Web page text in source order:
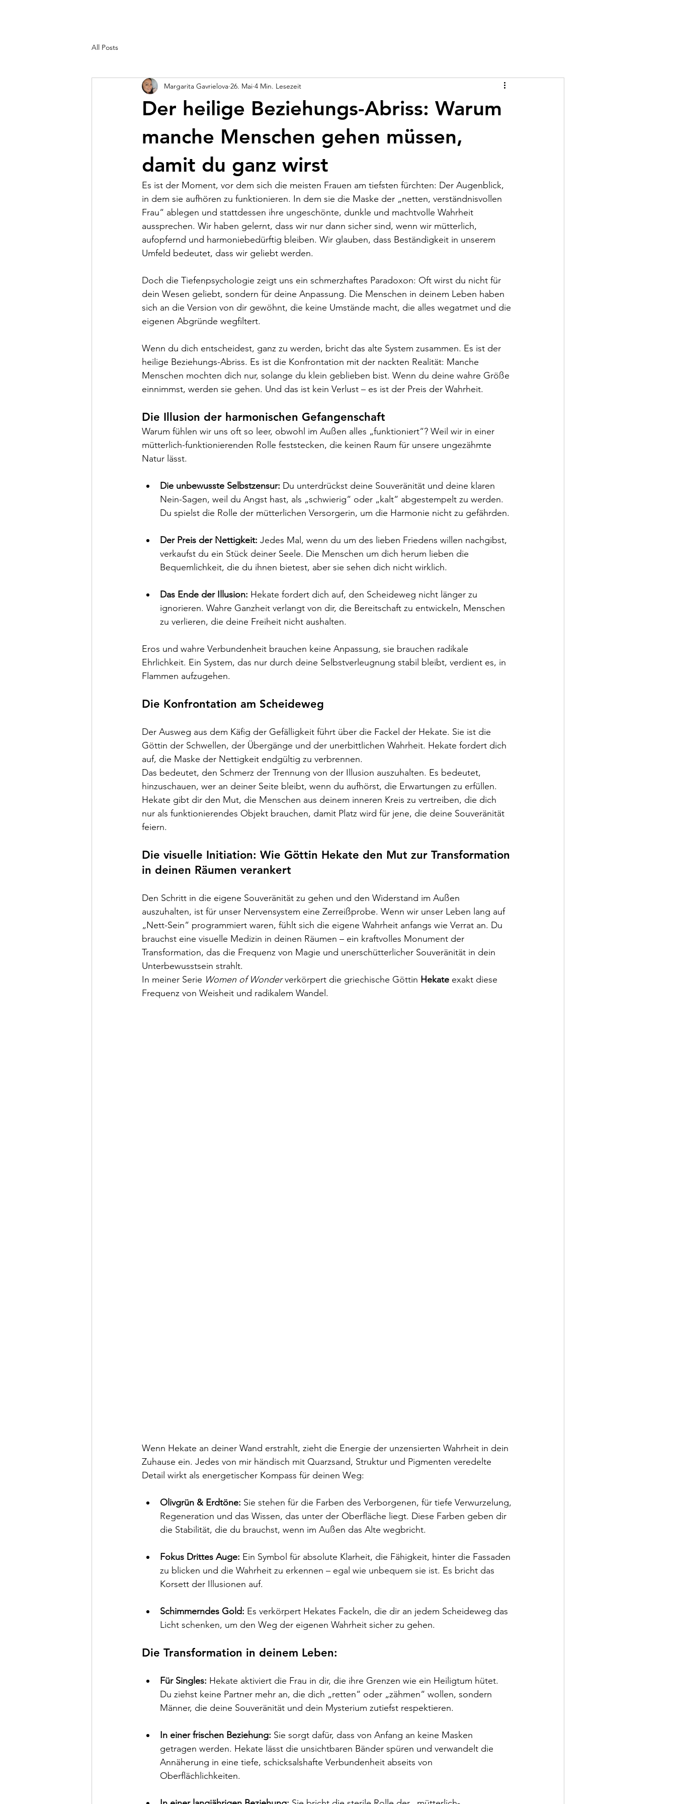
All Posts
Der heilige Beziehungs-Abriss: Warum
manche Menschen gehen müssen,
damit du ganz wirst
Margarita Gavrielova 26. Mai 4 Min. Lesezeit
Es ist der Moment, vor dem sich die meisten Frauen am tiefsten fürchten: Der Augenblick,
in dem sie aufhören zu funktionieren. In dem sie die Maske der „netten, verständnisvollen
Frau“ ablegen und stattdessen ihre ungeschönte, dunkle und machtvolle Wahrheit
aussprechen. Wir haben gelernt, dass wir nur dann sicher sind, wenn wir mütterlich,
aufopfernd und harmoniebedürftig bleiben. Wir glauben, dass Beständigkeit in unserem
Umfeld bedeutet, dass wir geliebt werden.
Doch die Tiefenpsychologie zeigt uns ein schmerzhaftes Paradoxon: Oft wirst du nicht für
dein Wesen geliebt, sondern für deine Anpassung. Die Menschen in deinem Leben haben
sich an die Version von dir gewöhnt, die keine Umstände macht, die alles wegatmet und die
eigenen Abgründe wegfiltert.
Wenn du dich entscheidest, ganz zu werden, bricht das alte System zusammen. Es ist der
heilige Beziehungs-Abriss. Es ist die Konfrontation mit der nackten Realität: Manche
Menschen mochten dich nur, solange du klein geblieben bist. Wenn du deine wahre Größe
einnimmst, werden sie gehen. Und das ist kein Verlust – es ist der Preis der Wahrheit.
Die Illusion der harmonischen Gefangenschaft
Warum fühlen wir uns oft so leer, obwohl im Außen alles „funktioniert“? Weil wir in einer
mütterlich-funktionierenden Rolle feststecken, die keinen Raum für unsere ungezähmte
Natur lässt.
Die unbewusste Selbstzensur: Du unterdrückst deine Souveränität und deine klaren
Nein-Sagen, weil du Angst hast, als „schwierig“ oder „kalt“ abgestempelt zu werden.
Du spielst die Rolle der mütterlichen Versorgerin, um die Harmonie nicht zu gefährden.
Der Preis der Nettigkeit: Jedes Mal, wenn du um des lieben Friedens willen nachgibst,
verkaufst du ein Stück deiner Seele. Die Menschen um dich herum lieben die
Bequemlichkeit, die du ihnen bietest, aber sie sehen dich nicht wirklich.
Das Ende der Illusion: Hekate fordert dich auf, den Scheideweg nicht länger zu
ignorieren. Wahre Ganzheit verlangt von dir, die Bereitschaft zu entwickeln, Menschen
zu verlieren, die deine Freiheit nicht aushalten.
Eros und wahre Verbundenheit brauchen keine Anpassung, sie brauchen radikale
Ehrlichkeit. Ein System, das nur durch deine Selbstverleugnung stabil bleibt, verdient es, in
Flammen aufzugehen.
Die Konfrontation am Scheideweg
Der Ausweg aus dem Käfig der Gefälligkeit führt über die Fackel der Hekate. Sie ist die
Göttin der Schwellen, der Übergänge und der unerbittlichen Wahrheit. Hekate fordert dich
auf, die Maske der Nettigkeit endgültig zu verbrennen.
Das bedeutet, den Schmerz der Trennung von der Illusion auszuhalten. Es bedeutet,
hinzuschauen, wer an deiner Seite bleibt, wenn du aufhörst, die Erwartungen zu erfüllen.
Hekate gibt dir den Mut, die Menschen aus deinem inneren Kreis zu vertreiben, die dich
nur als funktionierendes Objekt brauchen, damit Platz wird für jene, die deine Souveränität
feiern.
Die visuelle Initiation: Wie Göttin Hekate den Mut zur Transformation
in deinen Räumen verankert
Den Schritt in die eigene Souveränität zu gehen und den Widerstand im Außen
auszuhalten, ist für unser Nervensystem eine Zerreißprobe. Wenn wir unser Leben lang auf
„Nett-Sein“ programmiert waren, fühlt sich die eigene Wahrheit anfangs wie Verrat an. Du
brauchst eine visuelle Medizin in deinen Räumen – ein kraftvolles Monument der
Transformation, das die Frequenz von Magie und unerschütterlicher Souveränität in dein
Unterbewusstsein strahlt.
In meiner Serie Women of Wonder verkörpert die griechische Göttin Hekate exakt diese
Frequenz von Weisheit und radikalem Wandel.
Wenn Hekate an deiner Wand erstrahlt, zieht die Energie der unzensierten Wahrheit in dein
Zuhause ein. Jedes von mir händisch mit Quarzsand, Struktur und Pigmenten veredelte
Detail wirkt als energetischer Kompass für deinen Weg:
Olivgrün & Erdtöne: Sie stehen für die Farben des Verborgenen, für tiefe Verwurzelung,
Regeneration und das Wissen, das unter der Oberfläche liegt. Diese Farben geben dir
die Stabilität, die du brauchst, wenn im Außen das Alte wegbricht.
Fokus Drittes Auge: Ein Symbol für absolute Klarheit, die Fähigkeit, hinter die Fassaden
zu blicken und die Wahrheit zu erkennen – egal wie unbequem sie ist. Es bricht das
Korsett der Illusionen auf.
Schimmerndes Gold: Es verkörpert Hekates Fackeln, die dir an jedem Scheideweg das
Licht schenken, um den Weg der eigenen Wahrheit sicher zu gehen.
Die Transformation in deinem Leben:
Für Singles: Hekate aktiviert die Frau in dir, die ihre Grenzen wie ein Heiligtum hütet.
Du ziehst keine Partner mehr an, die dich „retten“ oder „zähmen“ wollen, sondern
Männer, die deine Souveränität und dein Mysterium zutiefst respektieren.
In einer frischen Beziehung: Sie sorgt dafür, dass von Anfang an keine Masken
getragen werden. Hekate lässt die unsichtbaren Bänder spüren und verwandelt die
Annäherung in eine tiefe, schicksalshafte Verbundenheit abseits von
Oberflächlichkeiten.